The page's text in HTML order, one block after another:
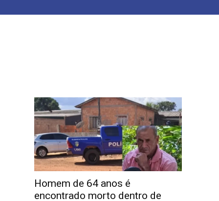
Homem de 64 anos é
encontrado morto dentro de